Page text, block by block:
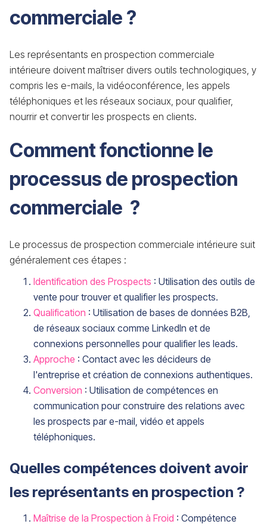
commerciale ?
Les représentants en prospection commerciale
intérieure doivent maîtriser divers outils technologiques, y
compris les e-mails, la vidéoconférence, les appels
téléphoniques et les réseaux sociaux, pour qualifier,
nourrir et convertir les prospects en clients.
Comment fonctionne le
processus de prospection
commerciale ?
Le processus de prospection commerciale intérieure suit
généralement ces étapes :
Identification des Prospects : Utilisation des outils de
vente pour trouver et qualifier les prospects.
Qualification : Utilisation de bases de données B2B,
de réseaux sociaux comme LinkedIn et de
connexions personnelles pour qualifier les leads.
Approche : Contact avec les décideurs de
l'entreprise et création de connexions authentiques.
Conversion : Utilisation de compétences en
communication pour construire des relations avec
les prospects par e-mail, vidéo et appels
téléphoniques.
Quelles compétences doivent avoir
les représentants en prospection ?
Maîtrise de la Prospection à Froid : Compétence